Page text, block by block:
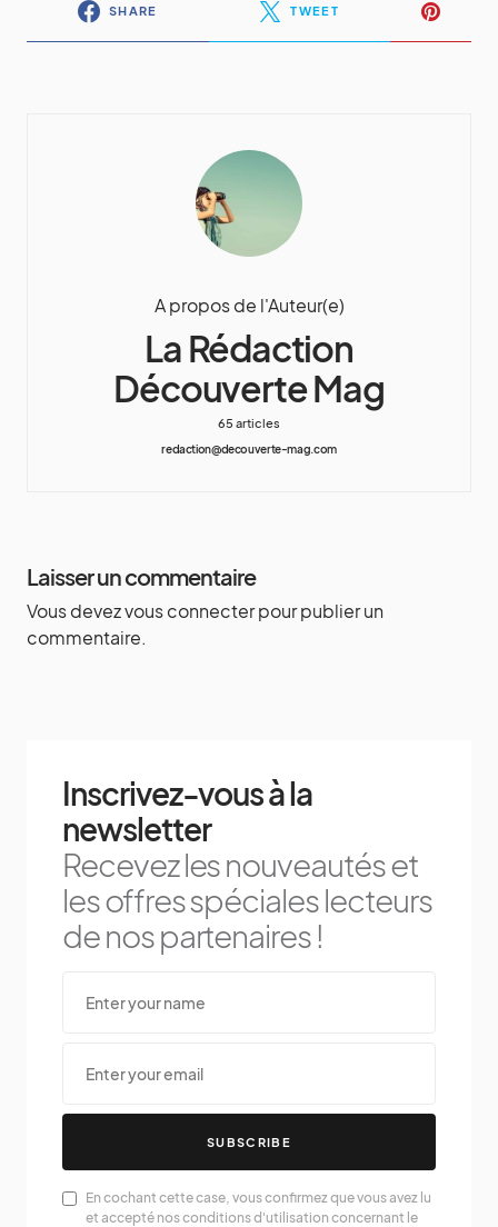
SHARE TWEET
A propos de l'Auteur(e)
La Rédaction
Découverte Mag
65 articles
redaction@decouverte-mag.com
Laisser un commentaire
Vous devezvous connecterpour publier un
commentaire.
Inscrivez-vous à la
newsletter
Recevez les nouveautés et
les offres spéciales lecteurs
de nos partenaires !
SUBSCRIBE
En cochant cette case, vous confirmez que vous avez lu
et accepté nos conditions d'utilisation concernant le